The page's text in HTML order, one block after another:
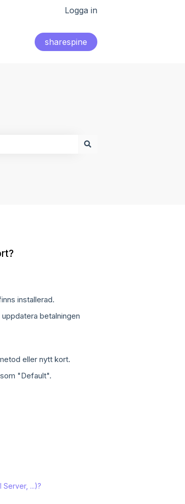
Logga in
sharespine
installerad.
betalningen
eller nytt kort.
"Default".
...)?